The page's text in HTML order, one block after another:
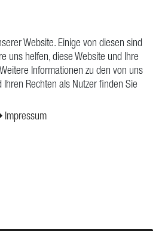
ANFRAGEN
Website. Einige von diesen sind
uns helfen, diese Website und Ihre
Informationen zu den von uns
Rechten als Nutzer finden Sie
Impressum